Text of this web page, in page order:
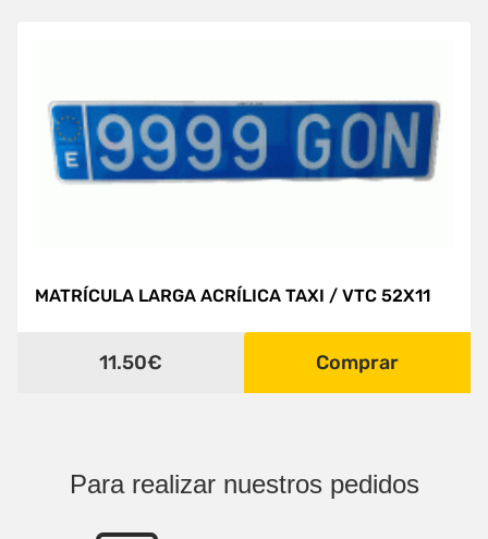
MATRÍCULA LARGA ACRÍLICA TAXI / VTC 52X11
11.50€ Comprar
Para realizar nuestros pedidos